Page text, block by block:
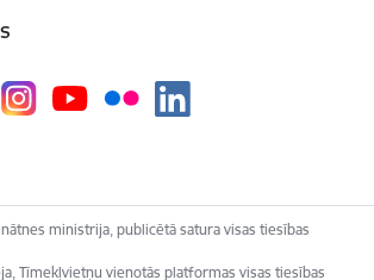
ministrija, publicētā satura visas tiesības
Tīmekļvietņu vienotās platformas visas tiesības